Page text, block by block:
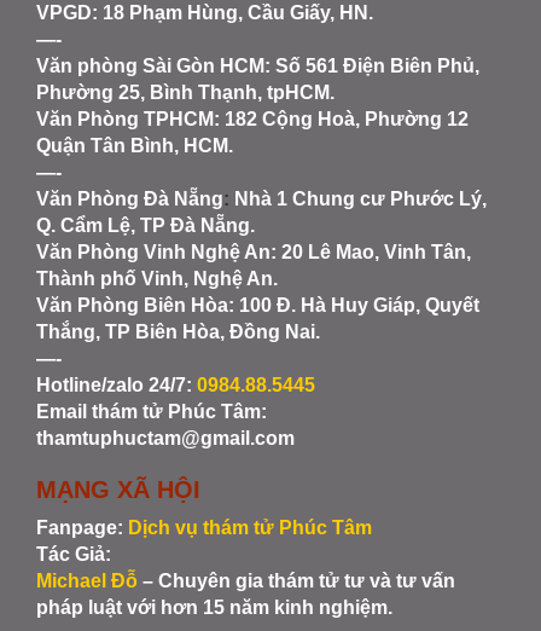
VPGD: 18 Phạm Hùng, Cầu Giấy, HN.
—-
Văn phòng Sài Gòn HCM: Số 561 Điện Biên Phủ,
Phường 25, Bình Thạnh, tpHCM.
Văn Phòng TPHCM: 182 Cộng Hoà, Phường 12
Quận Tân Bình, HCM.
—-
Văn Phòng Đà Nẵng: Nhà 1 Chung cư Phước Lý,
Q. Cẩm Lệ, TP Đà Nẵng.
Văn Phòng Vinh Nghệ An: 20 Lê Mao, Vinh Tân,
Thành phố Vinh, Nghệ An.
Văn Phòng Biên Hòa: 100 Đ. Hà Huy Giáp, Quyết
Thắng, TP Biên Hòa, Đồng Nai.
—-
Hotline/zalo 24/7: 0984.88.5445
Email thám tử Phúc Tâm:
thamtuphuctam@gmail.com
MẠNG XÃ HỘI
Fanpage: Dịch vụ thám tử Phúc Tâm
Tác Giả:
Michael Đỗ – Chuyên gia thám tử tư và tư vấn
pháp luật với hơn 15 năm kinh nghiệm.